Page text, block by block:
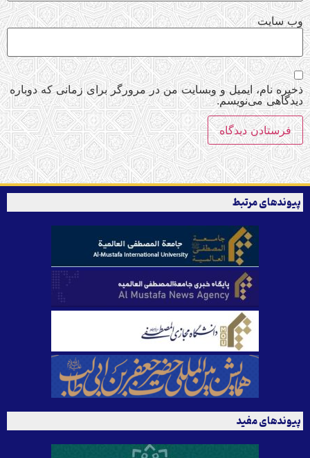
وب‌ سایت
ذخیره نام، ایمیل و وبسایت من در مرورگر برای زمانی که دوباره
دیدگاهی می‌نویسم.
پیوندهای مرتبط
پیوندهای مفید